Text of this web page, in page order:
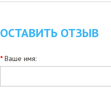
ОСТАВИТЬ ОТЗЫВ
Ваше имя: